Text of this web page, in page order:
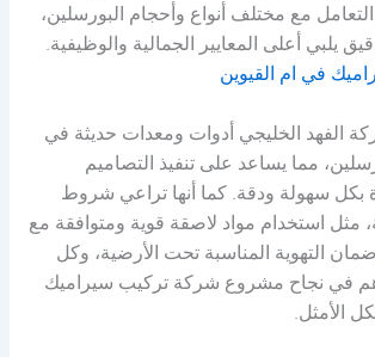
مع مختلف أنواع وأحجام البورسلين،
يلبي أعلى المعايير الجمالية والوظيفية.
في ام القيوين
الفهد الخليجي أدوات ومعدات حديثة في
مما يساعد على تنفيذ التصاميم
بكل سهولة ودقة. كما أنها تراعي شروط
مثل استخدام مواد لاصقة قوية ومتوافقة مع
التهوية المناسبة تحت الأرضية، وكل
في نجاح مشروع شركة تركيب سيراميك
الأمثل.